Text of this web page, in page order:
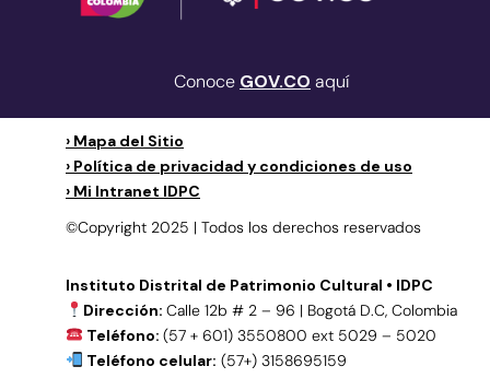
Conoce GOV.CO aquí
› Mapa del Sitio
› Política de privacidad y condiciones de uso
› Mi Intranet IDPC
©Copyright 2025 | Todos los derechos reservados
Instituto Distrital de Patrimonio Cultural • IDPC
Dirección: Calle 12b # 2 – 96 | Bogotá D.C, Colombia
Teléfono: (57 + 601) 3550800 ext 5029 – 5020
Teléfono celular: (57+) 3158695159